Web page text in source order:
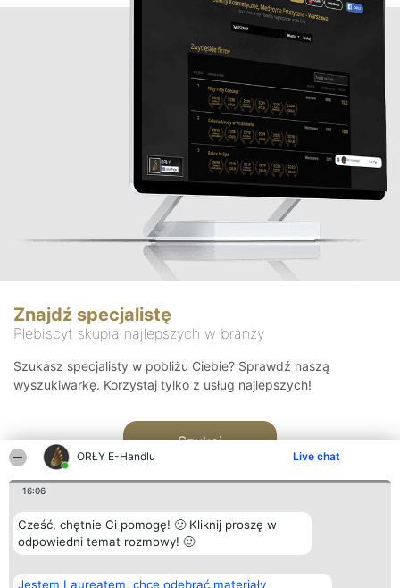
ORŁY E-Handlu Live chat
16:06
Cześć, chętnie Ci pomogę! 🙂 Kliknij proszę w
odpowiedni temat rozmowy! 🙂
Jestem Laureatem, chcę odebrać materiały
Znajdź specjalistę
Plebiscyt skupia najlepszych w branży
Szukasz specjalisty w pobliżu Ciebie? Sprawdź naszą
wyszukiwarkę. Korzystaj tylko z usług najlepszych!
Szukaj
Organizator plebiscytu
Bright Side Solutions sp. z o.
Plebiscyt
Laureaci
Kontakt
Kontakt